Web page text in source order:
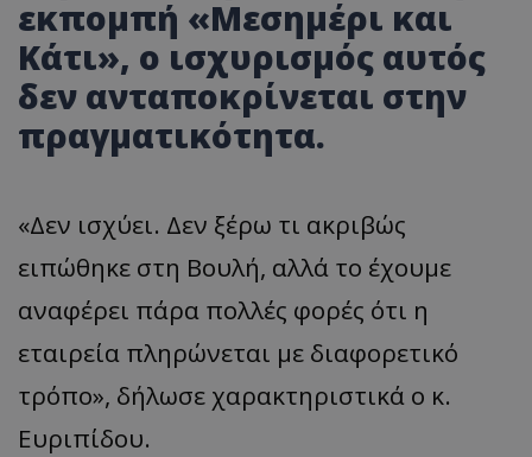
εκπομπή «Μεσημέρι και
Κάτι», ο ισχυρισμός αυτός
δεν ανταποκρίνεται στην
πραγματικότητα.
«Δεν ισχύει. Δεν ξέρω τι ακριβώς
ειπώθηκε στη Βουλή, αλλά το έχουμε
αναφέρει πάρα πολλές φορές ότι η
εταιρεία πληρώνεται με διαφορετικό
τρόπο», δήλωσε χαρακτηριστικά ο κ.
Ευριπίδου.